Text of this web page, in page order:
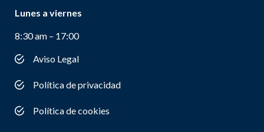
Lunes a viernes
8:30 am – 17:00
Aviso Legal
Política de privacidad
Política de cookies